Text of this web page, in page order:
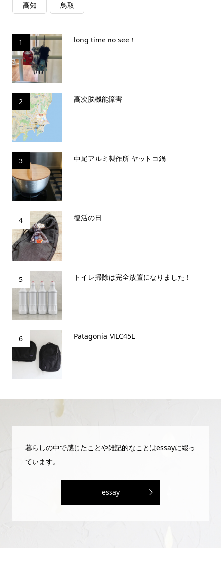
高知 鳥取
1 long time no see！
2 高次脳機能障害
3 中尾アルミ製作所 ヤットコ鍋
4 復活の日
5 トイレ掃除は完全放置になりました！
6 Patagonia MLC45L
暮らしの中で感じたことや雑記的なことはessayに綴っ
ています。
essay